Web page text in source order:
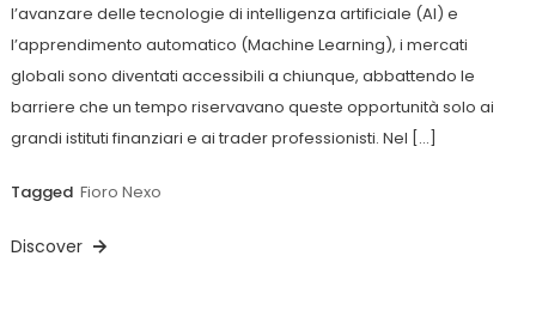
l’avanzare delle tecnologie di intelligenza artificiale (AI) e
l’apprendimento automatico (Machine Learning), i mercati
globali sono diventati accessibili a chiunque, abbattendo le
barriere che un tempo riservavano queste opportunità solo ai
grandi istituti finanziari e ai trader professionisti. Nel […]
Tagged Fioro Nexo
Discover